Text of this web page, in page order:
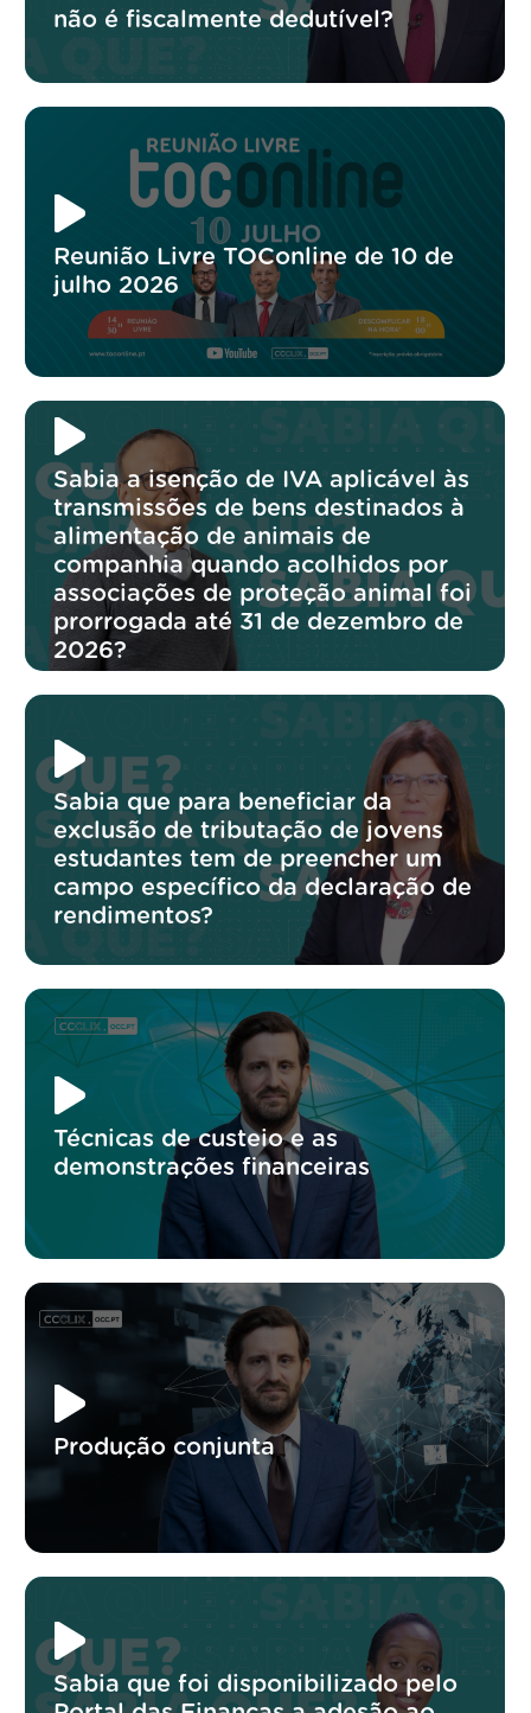
não é fiscalmente dedutível?
Reunião Livre TOConline de 10 de
julho 2026
Sabia a isenção de IVA aplicável às
transmissões de bens destinados à
alimentação de animais de
companhia quando acolhidos por
associações de proteção animal foi
prorrogada até 31 de dezembro de
2026?
Sabia que para beneficiar da
exclusão de tributação de jovens
estudantes tem de preencher um
campo específico da declaração de
rendimentos?
Técnicas de custeio e as
demonstrações financeiras
Produção conjunta
Sabia que foi disponibilizado pelo